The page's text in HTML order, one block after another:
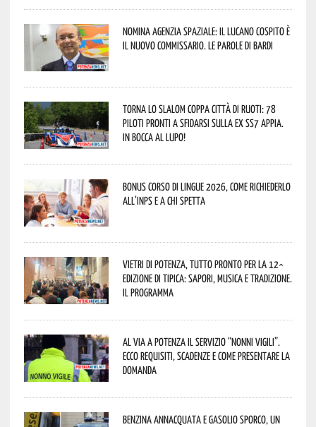
Nomina Agenzia Spaziale: il lucano Cospito è
il nuovo commissario. Le parole di Bardi
Torna lo Slalom Coppa Città di Ruoti: 78
piloti pronti a sfidarsi sulla ex SS7 Appia.
In bocca al lupo!
Bonus corso di lingue 2026, come richiederlo
all’INPS e a chi spetta
Vietri di Potenza, tutto pronto per la 12^
Edizione di Tipica: sapori, musica e tradizione.
Il programma
Al via a Potenza il servizio “Nonni Vigili”.
Ecco requisiti, scadenze e come presentare la
domanda
Benzina annacquata e gasolio sporco, un